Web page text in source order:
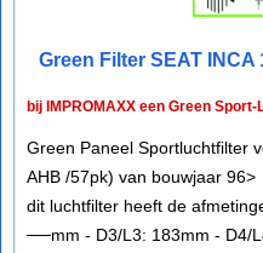
Green Filter SEAT INCA
bij IMPROMAXX een Green
Green Paneel Sportluchtfilter
AHB /57pk) van bouwjaar 96>
dit luchtfilter heeft de
──mm - D3/L3: 183mm - D4/